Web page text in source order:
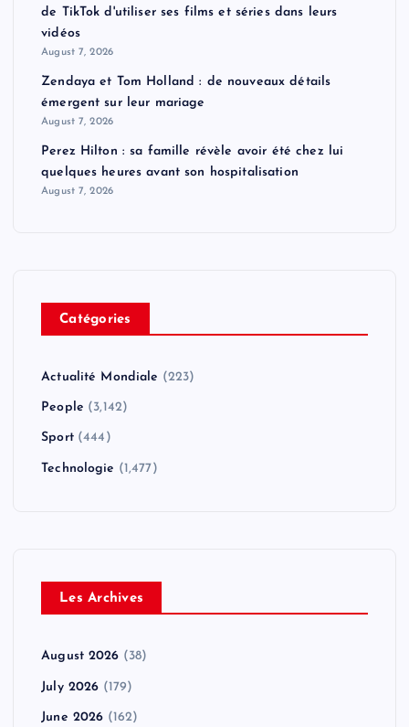
de TikTok d'utiliser ses films et séries dans leurs
vidéos
August 7, 2026
Zendaya et Tom Holland : de nouveaux détails
émergent sur leur mariage
August 7, 2026
Perez Hilton : sa famille révèle avoir été chez lui
quelques heures avant son hospitalisation
August 7, 2026
Catégories
Actualité Mondiale (223)
People (3,142)
Sport(444)
Technologie (1,477)
Les Archives
August 2026 (38)
July 2026 (179)
June 2026 (162)